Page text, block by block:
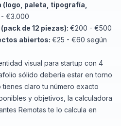
paleta, tipografía,
- €3.000
de 12 piezas): €200 - €500
abiertos: €25 - €60 según
visual para startup con 4
sólido debería estar en torno
claro tu número exacto
y objetivos, la calculadora
Remotas te lo calcula en